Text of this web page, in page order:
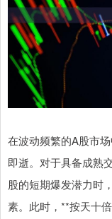
在波动频繁的A股市
即逝。对于具备成熟
股的短期爆发潜力时
素。此时，**按天十